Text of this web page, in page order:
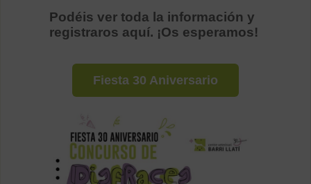
Podéis ver toda la información y
registraros aquí. ¡Os esperamos!
Fiesta 30 Aniversario